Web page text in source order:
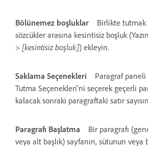
Bölünemez boşluklar
Birlikte
sözcükler arasına kesintisiz boşluk
> [kesintisiz boşluk]) ekleyin.
Saklama Seçenekleri
Paragraf
Tutma Seçenekleri'ni seçerek geçerli
kalacak sonraki paragraftaki satır
Paragrafı Başlatma
Bir paragrafı
veya alt başlık) sayfanın, sütunun